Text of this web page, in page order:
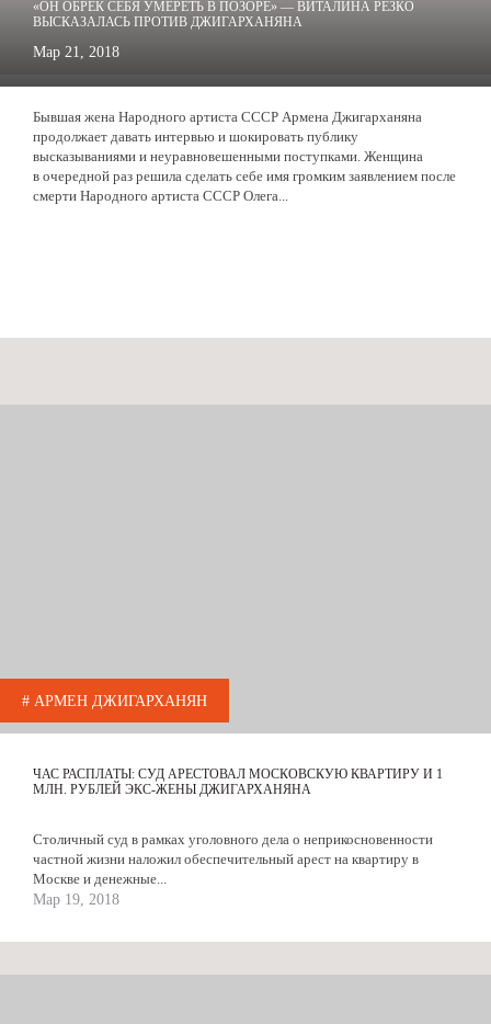
«ОН ОБРЕК СЕБЯ УМЕРЕТЬ В ПОЗОРЕ» — ВИТАЛИНА РЕЗКО
ВЫСКАЗАЛАСЬ ПРОТИВ ДЖИГАРХАНЯНА
Мар 21, 2018
Бывшая жена Народного артиста СССР Армена Джигарханяна
продолжает давать интервью и шокировать публику
высказываниями и неуравновешенными поступками. Женщина
в очередной раз решила сделать себе имя громким заявлением после
смерти Народного артиста СССР Олега...
# АРМЕН ДЖИГАРХАНЯН
ЧАС РАСПЛАТЫ: СУД АРЕСТОВАЛ МОСКОВСКУЮ КВАРТИРУ И 1
МЛН. РУБЛЕЙ ЭКС-ЖЕНЫ ДЖИГАРХАНЯНА
Столичный суд в рамках уголовного дела о неприкосновенности
частной жизни наложил обеспечительный арест на квартиру в
Москве и денежные...
Мар 19, 2018